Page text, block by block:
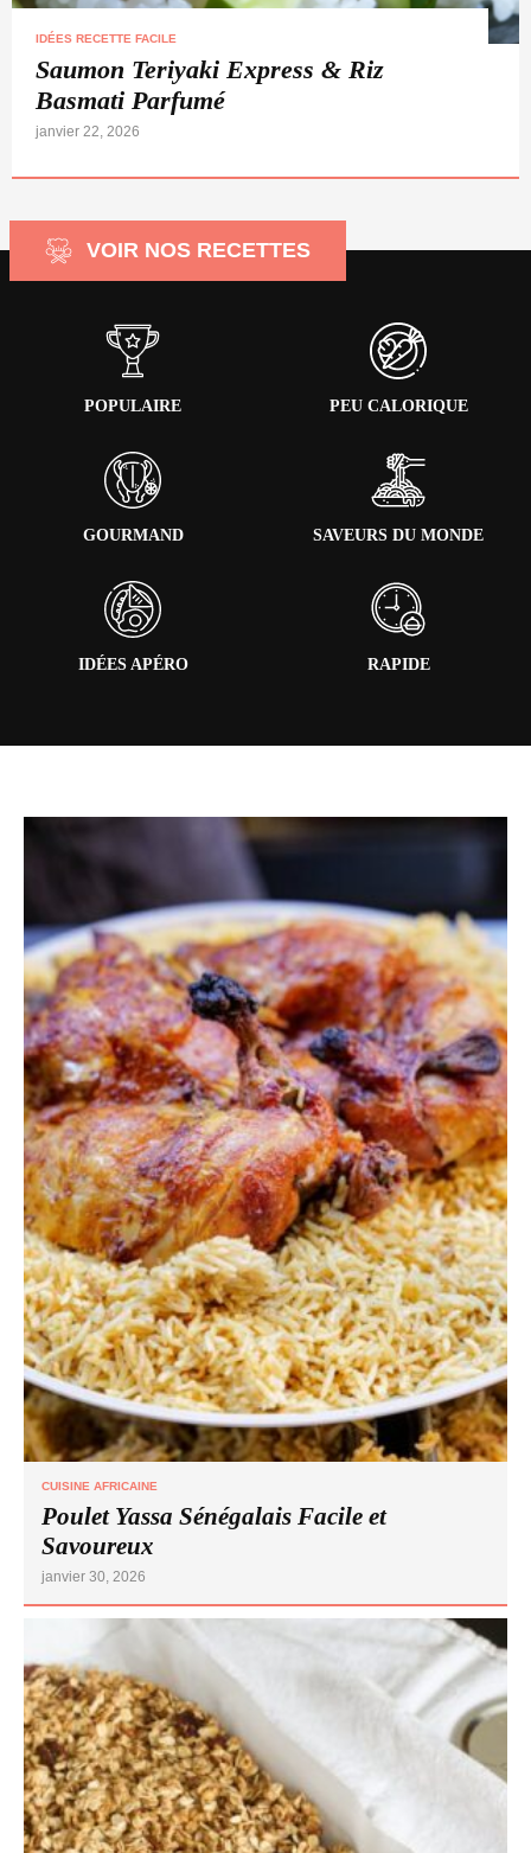
IDÉES RECETTE FACILE
Saumon Teriyaki Express & Riz
Basmati Parfumé
janvier 22, 2026
VOIR NOS RECETTES
POPULAIRE PEU CALORIQUE
GOURMAND SAVEURS DU MONDE
IDÉES APÉRO RAPIDE
CUISINE AFRICAINE
Poulet Yassa Sénégalais Facile et
Savoureux
janvier 30, 2026